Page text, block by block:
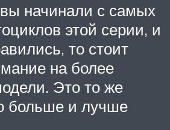
начинали с самых
этой серии, и
то стоит
на более
Это то же
больше и лучше